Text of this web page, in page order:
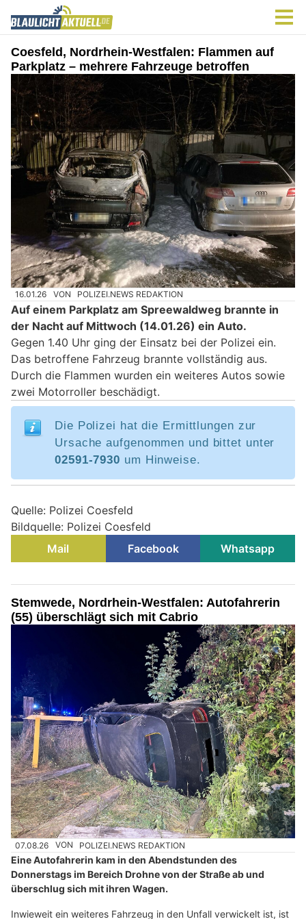
Coesfeld, Nordrhein-Westfalen: Flammen auf
Parkplatz – mehrere Fahrzeuge betroffen
16.01.26 VON POLIZEI.NEWS REDAKTION
Auf einem Parkplatz am Spreewaldweg brannte in
der Nacht auf Mittwoch (14.01.26) ein Auto.
Gegen 1.40 Uhr ging der Einsatz bei der Polizei ein.
Das betroffene Fahrzeug brannte vollständig aus.
Durch die Flammen wurden ein weiteres Autos sowie
zwei Motorroller beschädigt.
Die Polizei hat die Ermittlungen zur
Ursache aufgenommen und bittet unter
02591-7930 um Hinweise.
Quelle: Polizei Coesfeld
Bildquelle: Polizei Coesfeld
Mail
Facebook Whatsapp
Stemwede, Nordrhein-Westfalen: Autofahrerin
(55) überschlägt sich mit Cabrio
07.08.26 VON POLIZEI.NEWS REDAKTION
Eine Autofahrerin kam in den Abendstunden des
Donnerstags im Bereich Drohne von der Straße ab und
überschlug sich mit ihren Wagen.
Inwieweit ein weiteres Fahrzeug in den Unfall verwickelt ist, ist